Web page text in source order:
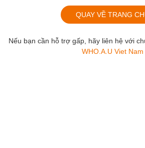
QUAY VỀ TRANG
Nếu bạn cần hỗ trợ gấp, hãy liên hệ với
WHO.A.U Viet Nam